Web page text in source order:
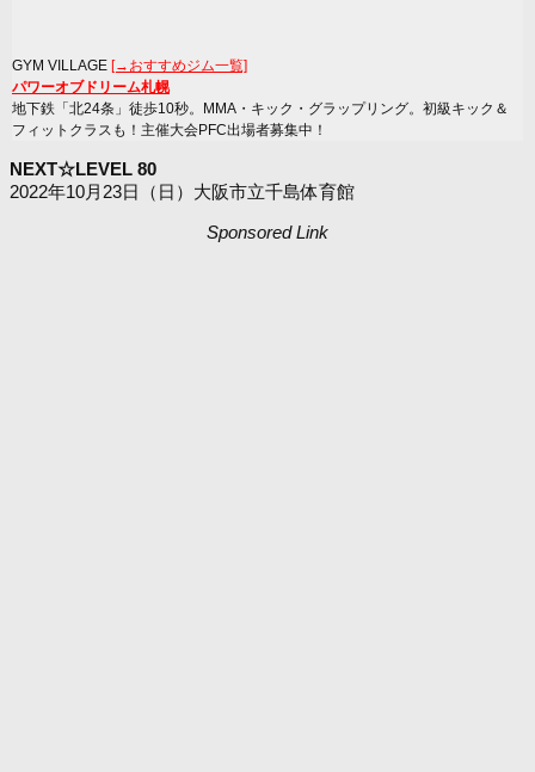
GYM VILLAGE [→おすすめジム一覧]
パワーオブドリーム札幌
地下鉄「北24条」徒歩10秒。MMA・キック・グラップリング。初級キック＆
フィットクラスも！主催大会PFC出場者募集中！
NEXT☆LEVEL 80
2022年10月23日（日）大阪市立千島体育館
Sponsored Link